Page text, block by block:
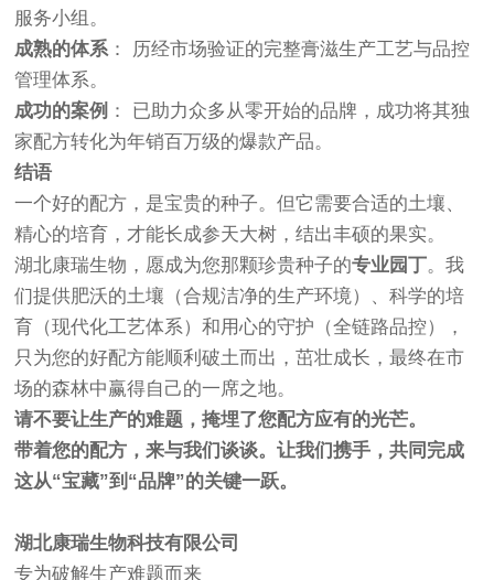
服务小组。
成熟的体系： 历经市场验证的完整膏滋生产工艺与品控
管理体系。
成功的案例 ： 已助力众多从零开始的品牌，成功将其独
家配方转化为年销百万级的爆款产品。
结语
一个好的配方，是宝贵的种子。但它需要合适的土壤、
精心的培育，才能长成参天大树，结出丰硕的果实。
湖北康瑞生物，愿成为您那颗珍贵种子的专业园丁。我
们提供肥沃的土壤（合规洁净的生产环境）、科学的培
育（现代化工艺体系）和用心的守护（全链路品控），
只为您的好配方能顺利破土而出，茁壮成长，最终在市
场的森林中赢得自己的一席之地。
请不要让生产的难题，掩埋了您配方应有的光芒。
带着您的配方，来与我们谈谈。让我们携手，共同完成
这从“宝藏”到“品牌”的关键一跃。
湖北康瑞生物科技有限公司
专为破解生产难题而来